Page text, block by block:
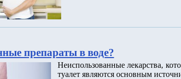
препараты в воде?
Неиспользованные лекарства,
туалет являются основным